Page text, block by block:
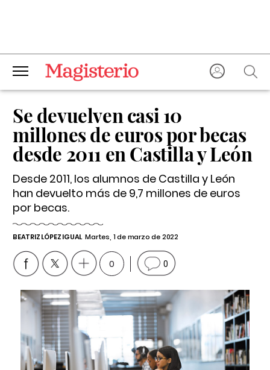
Se devuelven casi 10
millones de euros por becas
desde 2011 en Castilla y León
Desde 2011, los alumnos de Castilla y León
han devuelto más de 9,7 millones de euros
por becas.
BEATRIZ LÓPEZ IGUAL Martes, 1 de marzo de 2022
0 0